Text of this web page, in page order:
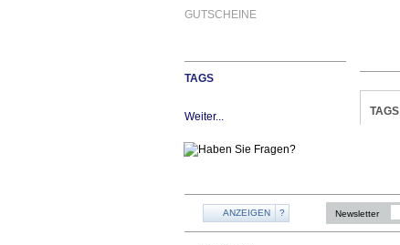
GUTSCHEINE
TAGS
Weiter... TAGS
ANZEIGEN ? Newsletter